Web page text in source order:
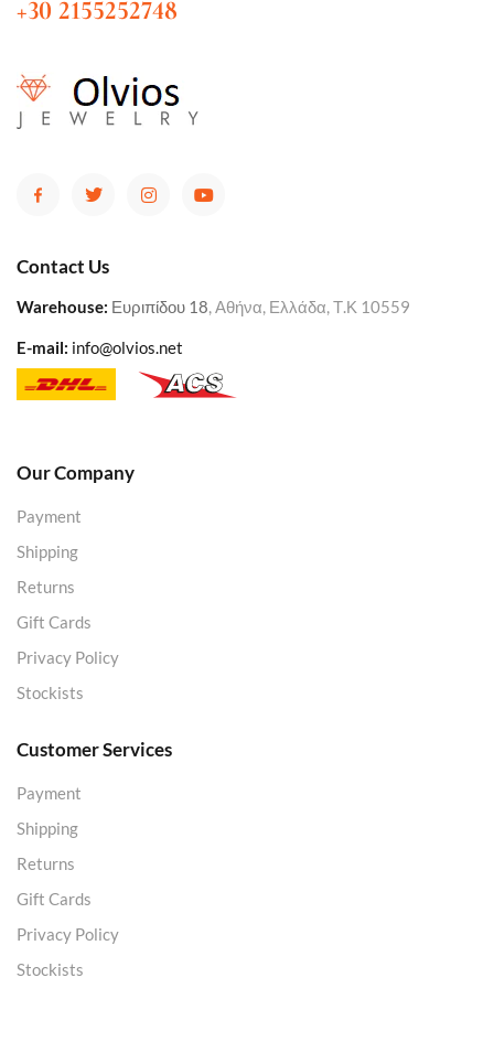
+30 2155252748
Contact Us
Warehouse: Ευριπίδου 18, Αθήνα, Ελλάδα, Τ.Κ 10559
E-mail: info@olvios.net
Our Company
Payment
Shipping
Returns
Gift Cards
Privacy Policy
Stockists
Customer Services
Payment
Shipping
Returns
Gift Cards
Privacy Policy
Stockists